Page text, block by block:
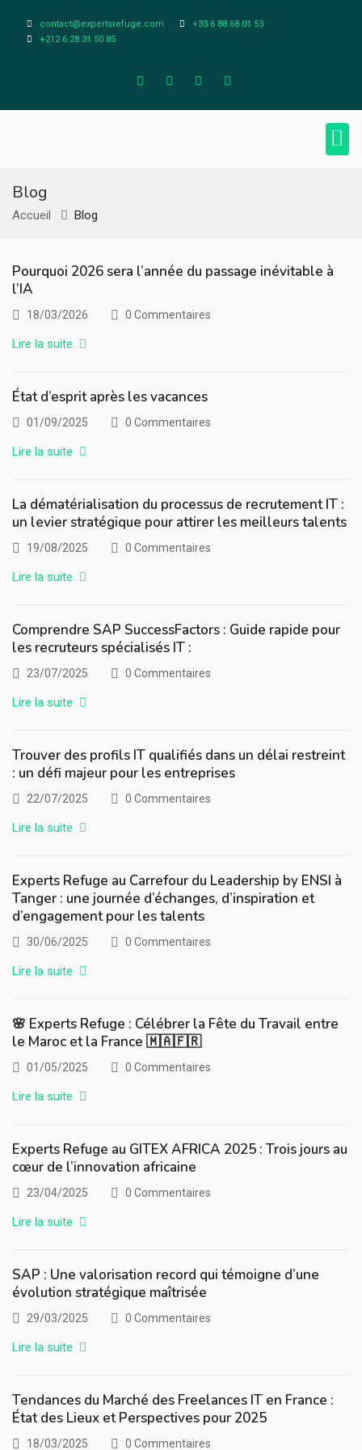
contact@expertsrefuge.com
+33 6 88 68 01 53
+212 6 28 31 50 85
Blog
Accueil Blog
Pourquoi 2026 sera l’année du passage inévitable à
l’IA
18/03/2026 0 Commentaires
Lire la suite
État d’esprit après les vacances
01/09/2025 0 Commentaires
Lire la suite
La dématérialisation du processus de recrutement IT :
un levier stratégique pour attirer les meilleurs talents
19/08/2025 0 Commentaires
Lire la suite
Comprendre SAP SuccessFactors : Guide rapide pour
les recruteurs spécialisés IT :
23/07/2025 0 Commentaires
Lire la suite
Trouver des profils IT qualifiés dans un délai restreint
: un défi majeur pour les entreprises
22/07/2025 0 Commentaires
Lire la suite
Experts Refuge au Carrefour du Leadership by ENSI à
Tanger : une journée d’échanges, d’inspiration et
d’engagement pour les talents
30/06/2025 0 Commentaires
Lire la suite
🌸 Experts Refuge : Célébrer la Fête du Travail entre
le Maroc et la France 🇲🇦🇫🇷
01/05/2025 0 Commentaires
Lire la suite
Experts Refuge au GITEX AFRICA 2025 : Trois jours au
cœur de l’innovation africaine
23/04/2025 0 Commentaires
Lire la suite
SAP : Une valorisation record qui témoigne d’une
évolution stratégique maîtrisée
29/03/2025 0 Commentaires
Lire la suite
Tendances du Marché des Freelances IT en France :
État des Lieux et Perspectives pour 2025
18/03/2025 0 Commentaires